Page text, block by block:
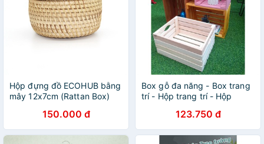
Hộp đựng đồ ECOHUB bằng
mây 12x7cm (Rattan Box)
150.000 đ
Box gỗ đa năng - Box trang
trí - Hộp trang trí - Hộp
20cm - HPKTT 04
123.750 đ